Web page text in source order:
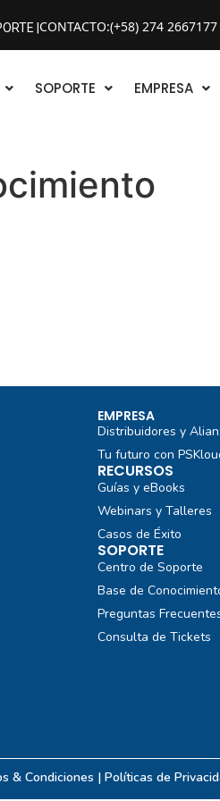
| CONTACTO:(+58) 274 2667177
SOPORTE EMPRESA
EMPRESA
Distribuidores y
Tu futuro con
RECURSOS
Guías y eBooks
Webinars y Talleres
Casos de Éxito
SOPORTE
Centro de Soporte
Base de
Preguntas
Consulta de Tickets
& Condiciones |Políticas de